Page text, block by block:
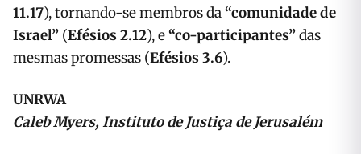
11.17), tornando-se membros da“comunidade de
Israel” (Efésios 2.12), e“co-participantes”das
mesmas promessas (Efésios 3.6).
UNRWA
Caleb Myers, Instituto de Justiça de Jerusalém